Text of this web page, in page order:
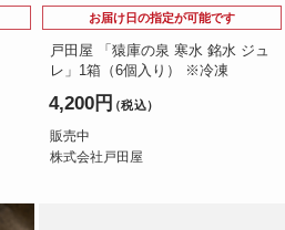
お届け日の指定が可能です
戸田屋 「猿庫の泉 寒水 銘水 ジュ
レ」1箱（6個入り） ※冷凍
4,200円（税込）
販売中
株式会社戸田屋